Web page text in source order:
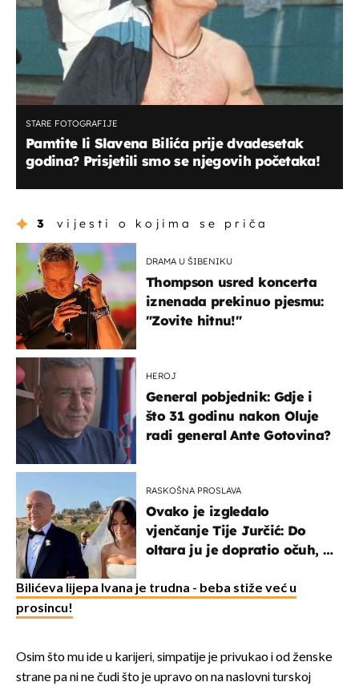
STARE FOTOGRAFIJE
Pamtite li Slavena Bilića prije dvadesetak
godina? Prisjetili smo se njegovih početaka!
3 vijesti o kojima se priča
DRAMA U ŠIBENIKU
Thompson usred koncerta
iznenada prekinuo pjesmu:
"Zovite hitnu!"
HEROJ
General pobjednik: Gdje i
što 31 godinu nakon Oluje
radi general Ante Gotovina?
RASKOŠNA PROSLAVA
Ovako je izgledalo
vjenčanje Tije Jurčić: Do
oltara ju je dopratio očuh, a
Bilićeva lijepa Ivana je trudna - beba stiže već u
prosincu!
Osim što mu ide u karijeri, simpatije je privukao i od ženske
strane pa ni ne čudi što je upravo on na naslovni turskoj